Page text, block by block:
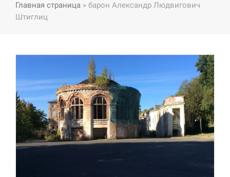
Главная страница » барон Александр Людвигович
Штиглиц